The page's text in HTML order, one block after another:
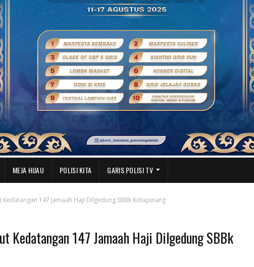
MEJA HIJAU POLISI KITA GARIS POLISI TV
147 Jamaah Haji Dilgedung SBBk Kotapinang
Kedatangan 147 Jamaah Haji Dilgedung SBBk